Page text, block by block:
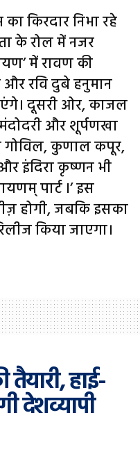
किरदार निभा रहे
के रोल में नजर
में रावण की
रवि दुबे हनुमान
दूसरी ओर, काजल
और शूर्पणखा
कुणाल कपूर,
इंदिरा कृष्णन भी
पार्ट I’ इस
होगी, जबकि इसका
किया जाएगा।
हाई-
देशव्यापी